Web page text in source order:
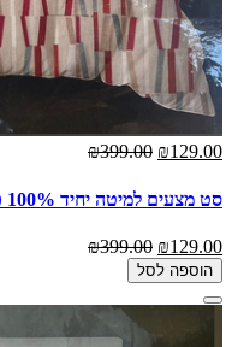
₪129.00
₪399.00
סט מצעים למיטה יחיד 100% כותנה דגם פסים אדום 90/200
₪129.00
₪399.00
הוספה לסל